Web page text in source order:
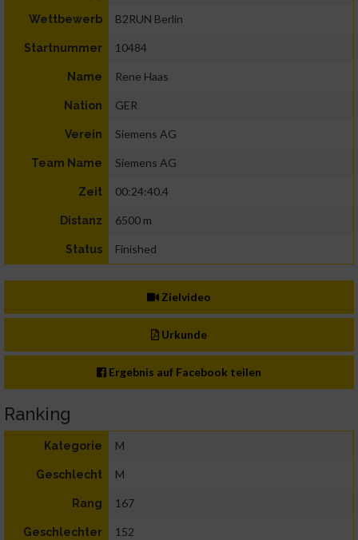
Wettbewerb B2RUN Berlin
Startnummer 10484
Name Rene Haas
Nation GER
Verein Siemens AG
Team Name Siemens AG
Zeit 00:24:40.4
Distanz 6500 m
Status Finished
Zielvideo
Urkunde
Ergebnis auf Facebook teilen
Ranking
Kategorie M
Geschlecht M
Rang 167
Geschlechter
152